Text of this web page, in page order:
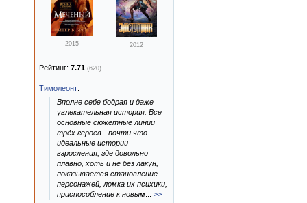
2015 2012
Рейтинг: 7.71 (620)
Тимолеонт:
Вполне себе бодрая и даже
увлекательная история. Все
основные сюжетные линии
трёх героев - почти что
идеальные истории
взросления, где довольно
плавно, хоть и не без лакун,
показывается становление
персонажей, ломка их психики,
приспособление к новым
>>